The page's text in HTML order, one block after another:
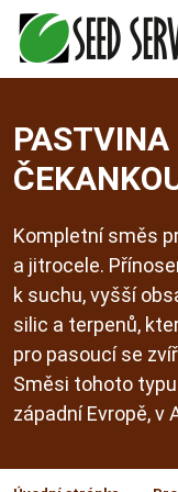
Kompletní směs
a jitrocele.
k suchu, vyšší
silic a terpenů,
pro pasoucí se
Směsi tohoto
západní Evropě, v